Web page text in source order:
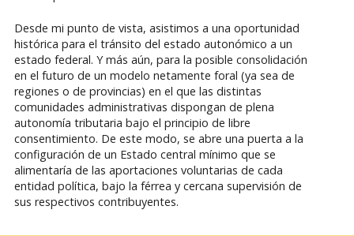
Desde mi punto de vista, asistimos a una oportunidad
histórica para el tránsito del estado autonómico a un
estado federal. Y más aún, para la posible consolidación
en el futuro de un modelo netamente foral (ya sea de
regiones o de provincias) en el que las distintas
comunidades administrativas dispongan de plena
autonomía tributaria bajo el principio de libre
consentimiento. De este modo, se abre una puerta a la
configuración de un Estado central mínimo que se
alimentaría de las aportaciones voluntarias de cada
entidad política, bajo la férrea y cercana supervisión de
sus respectivos contribuyentes.